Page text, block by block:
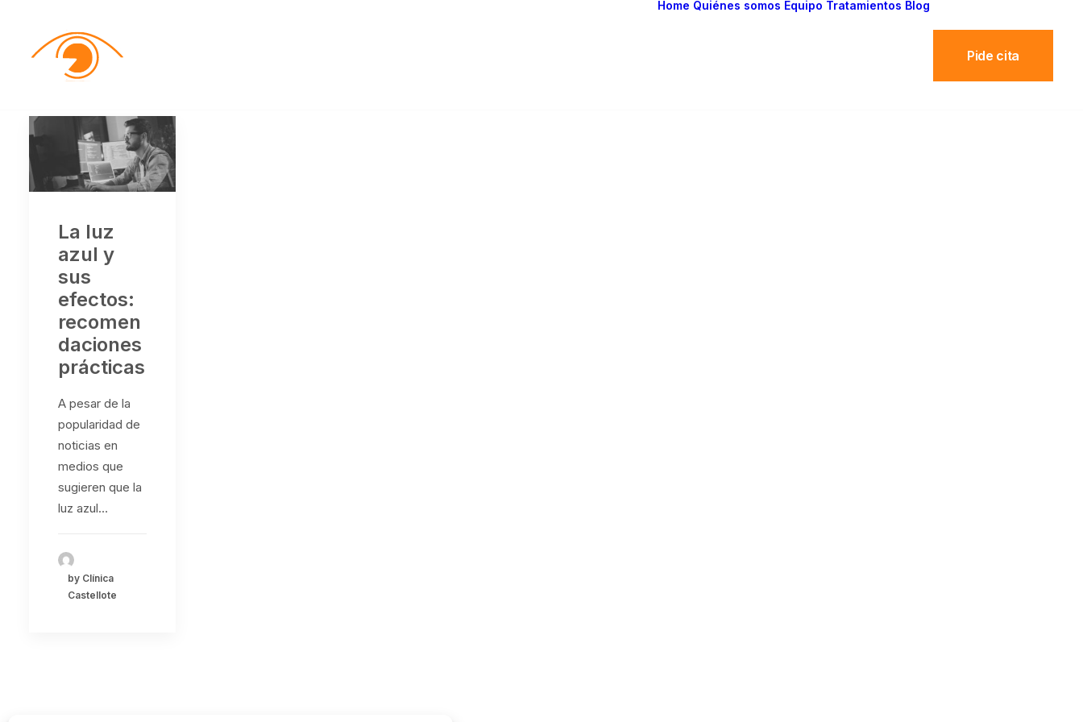
Home Quiénes somos Equipo Tratamientos Blog
Pide cita
La luz
azul y
sus
efectos:
recomen
daciones
prácticas
A pesar de la
popularidad de
noticias en
medios que
sugieren que la
luz azul…
by Clínica
Castellote